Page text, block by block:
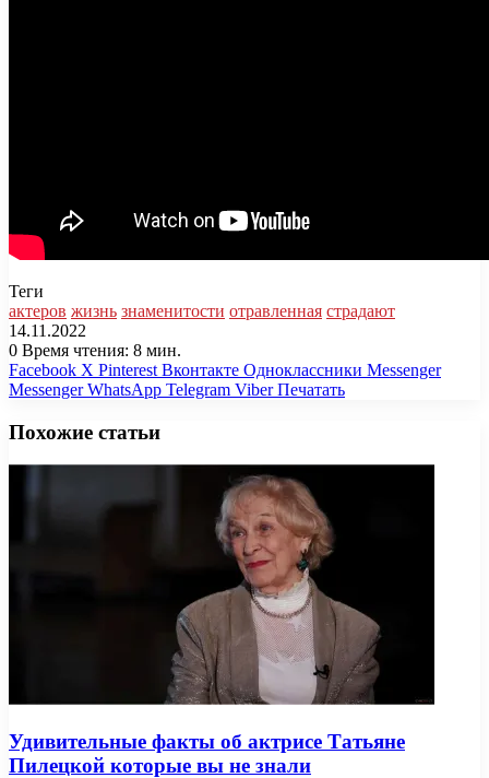
Теги
актеров жизнь знаменитости отравленная страдают
14.11.2022
0 Время чтения: 8 мин.
Facebook X Pinterest Вконтакте Одноклассники Messenger
Messenger WhatsApp Telegram Viber Печатать
Похожие статьи
Удивительные факты об актрисе Татьяне
Пилецкой которые вы не знали